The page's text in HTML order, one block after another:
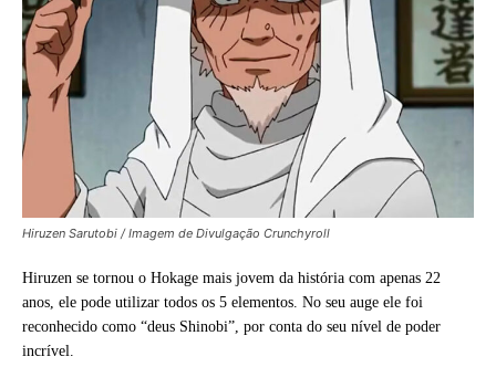
Hiruzen Sarutobi / Imagem de Divulgação Crunchyroll
Hiruzen se tornou o Hokage mais jovem da história com apenas 22
anos, ele pode utilizar todos os 5 elementos. No seu auge ele foi
reconhecido como “deus Shinobi”, por conta do seu nível de poder
incrível.